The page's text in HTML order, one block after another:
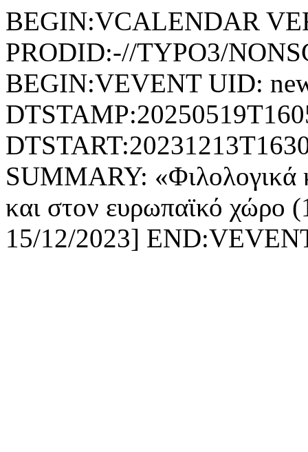
BEGIN:VCALENDAR
PRODID:-//TYPO3/
BEGIN:VEVENT UID:
SUMMARY: «Φιλολογικά
και στον ευρωπαϊκό χώρο
15/12/2023]